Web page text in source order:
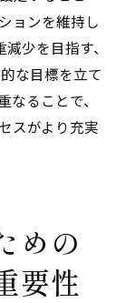
ョンを維持し
少を目指す、
な目標を立て
ることで、
スがより充実
めの
要性